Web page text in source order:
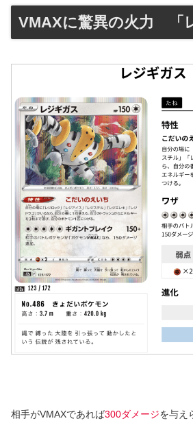
VMAXに驚異の火力 「
相手がVMAXであれば300ダメージを与え